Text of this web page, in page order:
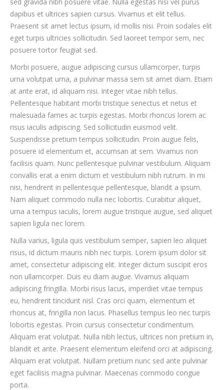
dapibus et ultrices sapien cursus. Vivamus et elit tellus.
Praesent sit amet lectus ipsum, id mollis nisi. Proin sodales elit
eget turpis ultricies sollicitudin. Sed laoreet tempor sem, nec
posuere tortor feugiat sed.
Morbi posuere, augue adipiscing cursus ullamcorper, turpis
urna volutpat urna, a pulvinar massa sem sit amet diam. Etiam
at ante erat, id aliquam nisi. Integer vitae nibh tellus.
Pellentesque habitant morbi tristique senectus et netus et
malesuada fames ac turpis egestas. Morbi rhoncus lorem ac
risus iaculis adipiscing. Sed sollicitudin euismod velit.
Suspendisse pretium tempus sollicitudin. Proin augue felis,
posuere id elementum et, accumsan at sem. Vivamus non
facilisis quam. Nunc pellentesque pulvinar vestibulum. Aliquam
convallis erat a enim dictum et vestibulum nibh rutrum. In mi
nisi, hendrerit in pellentesque pellentesque, blandit a ipsum.
Nam aliquet commodo nulla nec lobortis. Curabitur aliquet,
urna a tempus iaculis, lorem augue tristique augue, sed aliquet
sapien ligula nec lorem.
Nulla varius, ligula quis vestibulum semper, sapien leo aliquet
risus, id dictum mauris nibh nec turpis. Lorem ipsum dolor sit
amet, consectetur adipiscing elit. Integer dictum suscipit eros
non ullamcorper. Duis eu diam augue. Vivamus aliquam
adipiscing fringilla. Morbi risus lacus, imperdiet vitae tempus
eu, hendrerit tincidunt nisl. Cras orci quam, elementum et
rhoncus at, fringilla non lacus. Phasellus tempus leo nec turpis
lobortis egestas. Proin cursus consectetur condimentum.
Aliquam erat volutpat. Nulla nibh lectus, ultrices non pretium in,
blandit et ante. Praesent elementum eleifend orci at adipiscing.
Aliquam erat volutpat. Nullam pretium nunc sed ante pulvinar
eget facilisis magna pulvinar. Maecenas commodo congue
porta.